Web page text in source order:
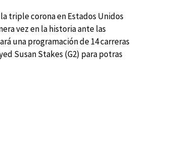
triple corona en Estados Unidos
vez en la historia ante las
una programación de 14 carreras
Susan Stakes (G2) para potras